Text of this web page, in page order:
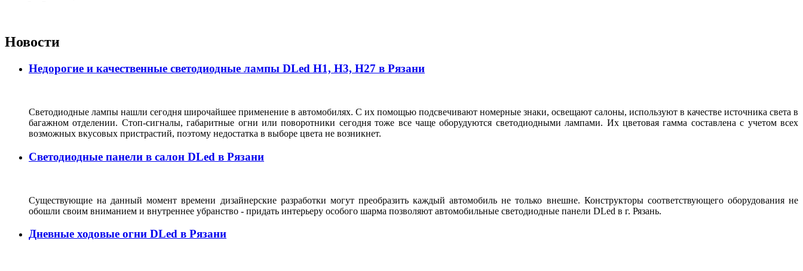
Новости
Недорогие и качественные светодиодные лампы DLed Н1, Н3, Н27 в Рязани
Светодиодные лампы нашли сегодня широчайшее применение в автомобилях. С их помощью подсвечивают номерные знаки, освещают салоны, используют в качестве источника света в
багажном отделении. Стоп-сигналы, габаритные огни или поворотники сегодня тоже все чаще оборудуются светодиодными лампами. Их цветовая гамма составлена с учетом всех
возможных вкусовых пристрастий, поэтому недостатка в выборе цвета не возникнет.
Светодиодные панели в салон DLed в Рязани
Существующие на данный момент времени дизайнерские разработки могут преобразить каждый автомобиль не только внешне. Конструкторы соответствующего оборудования не
обошли своим вниманием и внутреннее убранство - придать интерьеру особого шарма позволяют автомобильные светодиодные панели DLed в г. Рязань.
Дневные ходовые огни DLed в Рязани